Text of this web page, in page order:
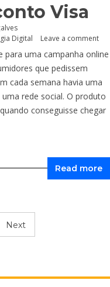
Visa
Digital Leave a comment
para uma campanha online
que pedissem
cada semana havia uma
rede social. O produto
conseguisse chegar
Read more
Next